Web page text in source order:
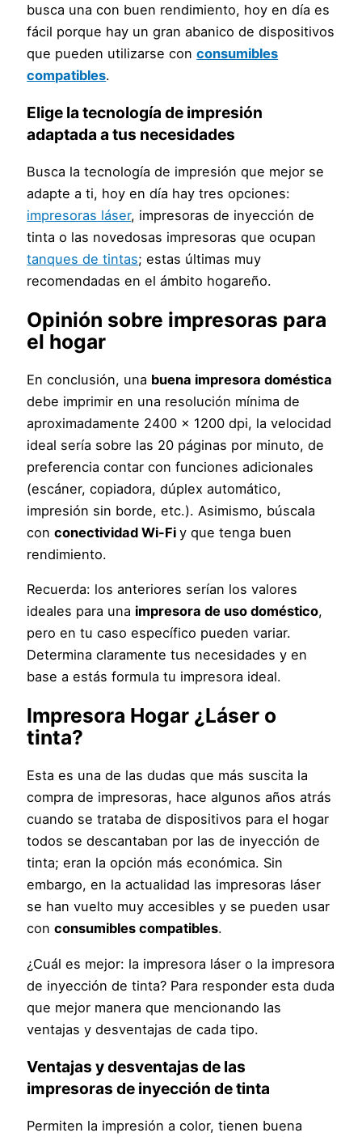
busca una con buen rendimiento, hoy en día es
fácil porque hay un gran abanico de dispositivos
que pueden utilizarse conconsumibles
compatibles.
Elige la tecnología de impresión
adaptada a tus necesidades
Busca la tecnología de impresión que mejor se
adapte a ti, hoy en día hay tres opciones:
impresoras láser, impresoras de inyección de
tinta o las novedosas impresoras que ocupan
tanques de tintas; estas últimas muy
recomendadas en el ámbito hogareño.
Opinión sobre impresoras para
el hogar
En conclusión, una buena impresora doméstica
debe imprimir en una resolución mínima de
aproximadamente 2400 x 1200 dpi, la velocidad
ideal sería sobre las 20 páginas por minuto, de
preferencia contar con funciones adicionales
(escáner, copiadora, dúplex automático,
impresión sin borde, etc.). Asimismo, búscala
conconectividad Wi-Fiy que tenga buen
rendimiento.
Recuerda: los anteriores serían los valores
ideales para una impresora de uso doméstico,
pero en tu caso específico pueden variar.
Determina claramente tus necesidades y en
base a estás formula tu impresora ideal.
Impresora Hogar ¿Láser o
tinta?
Esta es una de las dudas que más suscita la
compra de impresoras, hace algunos años atrás
cuando se trataba de dispositivos para el hogar
todos se descantaban por las de inyección de
tinta; eran la opción más económica. Sin
embargo, en la actualidad las impresoras láser
se han vuelto muy accesibles y se pueden usar
conconsumibles compatibles.
¿Cuál es mejor: la impresora láser o la impresora
de inyección de tinta? Para responder esta duda
que mejor manera que mencionando las
ventajas y desventajas de cada tipo.
Ventajas y desventajas de las
impresoras de inyección de tinta
Permiten la impresión a color, tienen buena